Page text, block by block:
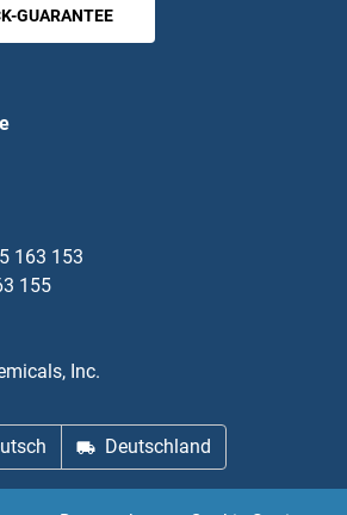
GUARANTEE
163 153
155
Inc.
Deutschland